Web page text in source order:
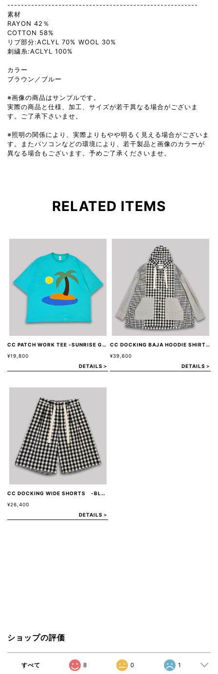
--------------------------------------------------------
素材
RAYON 42％
COTTON 58%
リブ部分:ACLYL 70% WOOL 30%
刺繍糸:ACLYL 100%
カラー
ブラウン／ブルー
※画像の商品はサンプルです。
実際の商品と仕様、加工、サイズが若干異なる場合がございま
す。ご了承下さいませ。
※照明の関係により、実際よりもやや明るく見える場合がございま
す。またパソコンなどの環境により、若干製品と画像のカラーが
異なる場合もございます。予めご了承くださいませ。
RELATED ITEMS
CC PATCH WORK TEE -SUNRISE GREEN-
¥19,800
DETAILS＞
CC DOCKING BAJA HOODIE SHIRT JACKET -BLACK-
¥39,600
DETAILS＞
CC DOCKING WIDE SHORTS -BLACK-
¥26,400
DETAILS＞
ショップの評価
すべて 8 0 1